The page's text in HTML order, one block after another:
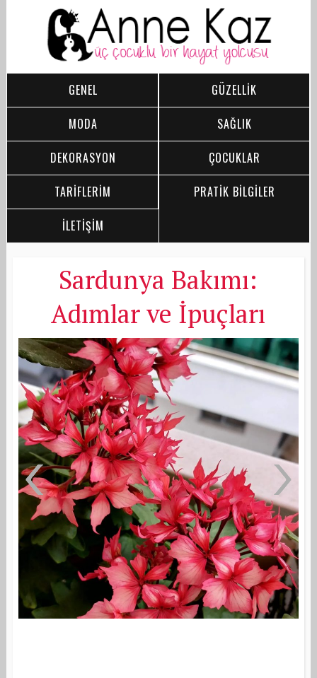
GENEL
GÜZELLİK
MODA
SAĞLIK
DEKORASYON
ÇOCUKLAR
TARİFLERİM
PRATİK BİLGİLER
İLETİŞİM
Sardunya Bakımı:
Adımlar ve İpuçları